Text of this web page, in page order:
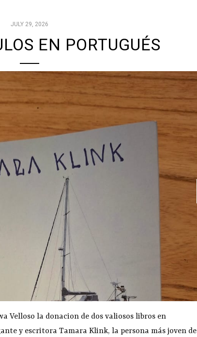
JULY 29, 2026
EN PORTUGUÉS
Velloso la donacion de dos valiosos libros en
y escritora Tamara Klink, la persona más joven de